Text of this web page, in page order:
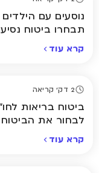
נוסעים עם
תבחרו ביטוח
קרא עוד
2 דק' קריאה
ביטוח בריאות
לבחור את
קרא עוד